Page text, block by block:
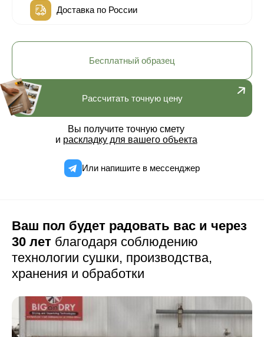
Доставка по России
Рассчитать точную цену
Вы получите точную смету
и раскладку для вашего объекта
Или напишите в мессенджер
Бесплатный образец
Ваш пол будет радовать вас и через
30 лет благодаря соблюдению
технологии сушки, производства,
хранения и обработки